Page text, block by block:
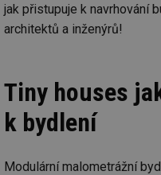
jak přistupuje k navrhování
architektů a inženýrů!
Tiny houses
k bydlení
Modulární malometrážní